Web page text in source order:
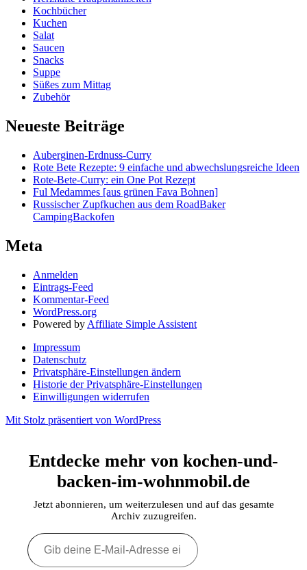
Kochbücher
Kuchen
Salat
Saucen
Snacks
Suppe
Süßes zum Mittag
Zubehör
Neueste Beiträge
Auberginen-Erdnuss-Curry
Rote Bete Rezepte: 9 einfache und abwechslungsreiche Ideen
Rote-Bete-Curry: ein One Pot Rezept
Ful Medammes [aus grünen Fava Bohnen]
Russischer Zupfkuchen aus dem RoadBaker
CampingBackofen
Meta
Anmelden
Eintrags-Feed
Kommentar-Feed
WordPress.org
Powered by Affiliate Simple Assistent
Impressum
Datenschutz
Privatsphäre-Einstellungen ändern
Historie der Privatsphäre-Einstellungen
Einwilligungen widerrufen
Mit Stolz präsentiert von WordPress
Entdecke mehr von kochen-und-
backen-im-wohnmobil.de
Jetzt abonnieren, um weiterzulesen und auf das gesamte
Archiv zuzugreifen.
Gib
deine
E-